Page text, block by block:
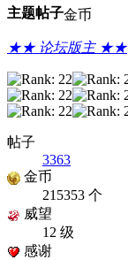
主题帖子金币
★★ 论坛版主 ★★
帖子
3363
金币
215353 个
威望
12 级
感谢